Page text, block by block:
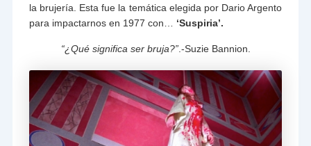
la brujería. Esta fue la temática elegida por Dario Argento
para impactarnos en 1977 con… ‘Suspiria’.
“¿Qué significa ser bruja?”.-Suzie Bannion.